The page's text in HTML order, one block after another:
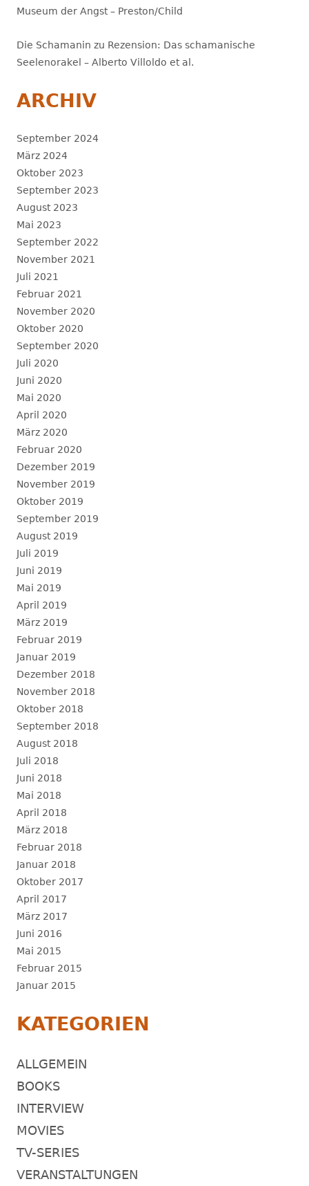
Museum der Angst – Preston/Child
Die Schamanin zu Rezension: Das schamanische
Seelenorakel – Alberto Villoldo et al.
ARCHIV
September 2024
März 2024
Oktober 2023
September 2023
August 2023
Mai 2023
September 2022
November 2021
Juli 2021
Februar 2021
November 2020
Oktober 2020
September 2020
Juli 2020
Juni 2020
Mai 2020
April 2020
März 2020
Februar 2020
Dezember 2019
November 2019
Oktober 2019
September 2019
August 2019
Juli 2019
Juni 2019
Mai 2019
April 2019
März 2019
Februar 2019
Januar 2019
Dezember 2018
November 2018
Oktober 2018
September 2018
August 2018
Juli 2018
Juni 2018
Mai 2018
April 2018
März 2018
Februar 2018
Januar 2018
Oktober 2017
April 2017
März 2017
Juni 2016
Mai 2015
Februar 2015
Januar 2015
KATEGORIEN
ALLGEMEIN
BOOKS
INTERVIEW
MOVIES
TV-SERIES
VERANSTALTUNGEN